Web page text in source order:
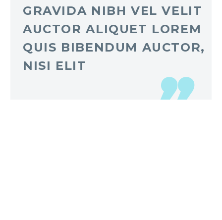
GRAVIDA NIBH VEL VELIT
AUCTOR ALIQUET LOREM
QUIS BIBENDUM AUCTOR,
NISI ELIT